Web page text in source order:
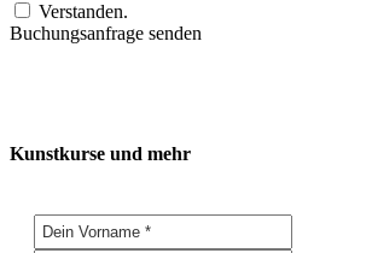
Verstanden.
Buchungsanfrage senden
Kunstkurse und mehr